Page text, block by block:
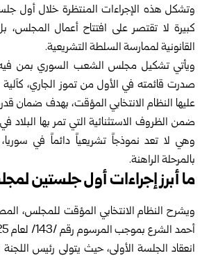
وتشكل هذه الإجراءات المنتظرة خلال أول
كبيرة لا تقتصر على ‏افتتاح أعمال المجلس،
القانونية لممارسة السلطة التشريعية.‏
ويأتي تشكيل مجلس الشعب السوريبمن
صدرت قائمته في الأول ‏من تموز الجاري،
عليها النظام الانتخابي المؤقت، بهدف ‏ضمان
ضمن الظروف الاستثنائية التي تمر بها البلاد
وهي لا تعد نموذجاً تشريعياً دائماً في
‏بالمرحلة الراهنة.‏
ما أبرز إجراءات أول جلستين
ويشرح النظام الانتخابي المؤقت للمجلس،
أحمد الشرع
انعقاد الجلسة الأولى، حيث ‏يتولى رئيس اللجنة